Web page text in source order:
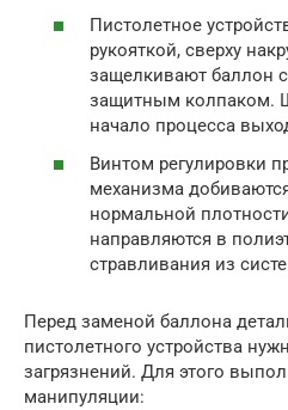
Пистолетное
рукояткой, сверху
защелкивают баллон
защитным колпаком.
начало процесса
Винтом регулировки
механизма
нормальной
направляются в
стравливания из
Перед заменой баллона
пистолетного устройства
загрязнений. Для этого
манипуляции: